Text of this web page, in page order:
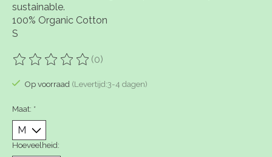
sustainable.
100% Organic Cotton
S
De beoordeling van dit product is
(0)
Op voorraad (Levertijd:3-4 dagen)
Maat: *
Hoeveelheid: